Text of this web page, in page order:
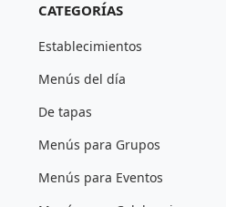
CATEGORÍAS
Establecimientos
Menús del día
De tapas
Menús para Grupos
Menús para Eventos